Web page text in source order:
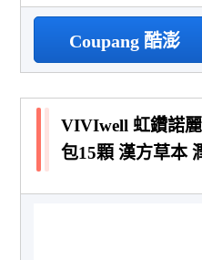
Coupang 酷澎
VIVIwell 虹鑽諾
包15顆 漢方草本